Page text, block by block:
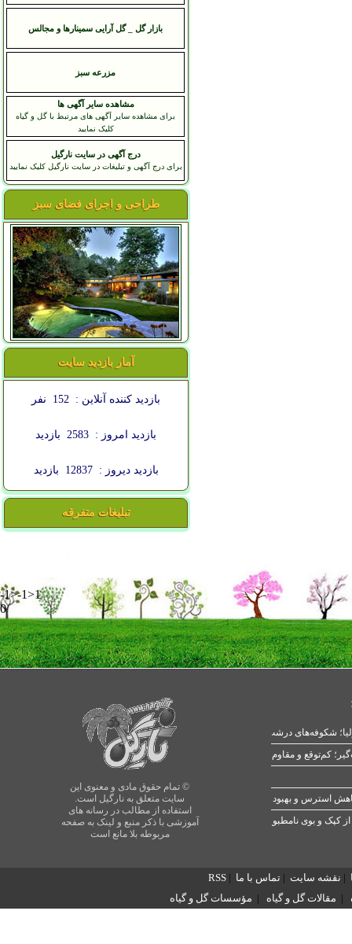
بازار گل _ گل آرایی سمینارها و مجالس
مزرعه سبز
مشاهده سایر آگهی ها
برای مشاهده سایر آگهی های مرتبط با گل و گیاه
کلیک نمایید
درج آگهی در سایت نارگیل
برای درج آگهی و تبلیغات در سایت نارگیل کلیک نمایید
طراحی و اجرای فضای سبز
آمار بازدید سایت
بازدید کننده آنلاین : 152 نفر
بازدید امروز : 2583 بازدید
بازدید دیروز : 12837 بازدید
تبلیغات متفرقه
-1>-1>1
0
© تمام حقوق مادی و معنوی این
سایت متعلق به نارگیل است.
استفاده از مطالب در رسانه های
آموزشی با ذکر منبع و لینک به صفحه
مربوطه بلا مانع است
شکوفه‌های درشت در بهار
کپک و بوی نامطبوع
| نقشه سایت | تماس با ما |
RSS
| مقالات گل و گیاه | مؤسسات گل و گیاه